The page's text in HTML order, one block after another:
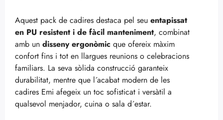
Aquest pack de cadires destaca pel seu entapissat
en PU resistent i de fàcil manteniment, combinat
amb un disseny ergonòmic que ofereix màxim
confort fins i tot en llargues reunions o celebracions
familiars. La seva sòlida construcció garanteix
durabilitat, mentre que l´acabat modern de les
cadires Emi afegeix un toc sofisticat i versàtil a
qualsevol menjador, cuina o sala d´estar.